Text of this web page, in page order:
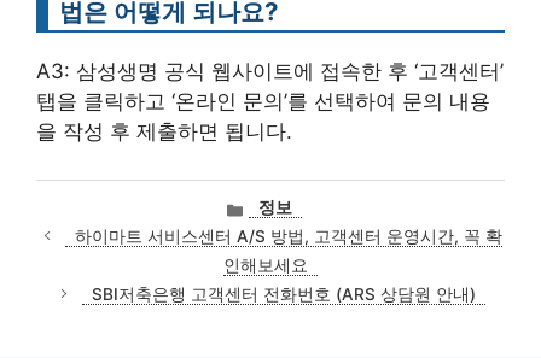
법은 어떻게 되나요?
A3: 삼성생명 공식 웹사이트에 접속한 후 ‘고객센터’
탭을 클릭하고 ‘온라인 문의’를 선택하여 문의 내용
을 작성 후 제출하면 됩니다.
카
테
고
리
정보
하이마트 서비스센터 A/S 방법, 고객센터 운영시간, 꼭 확
인해보세요
SBI저축은행 고객센터 전화번호 (ARS 상담원 안내)